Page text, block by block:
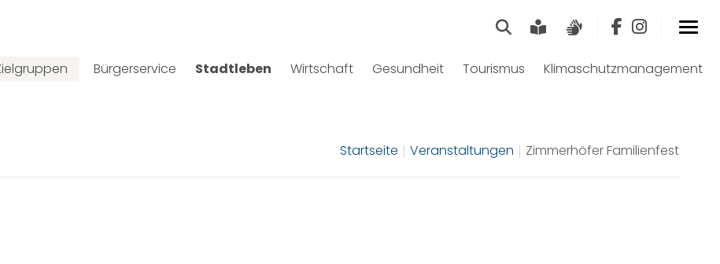
SucheLeichte Sprache
Bürgerservice Stadtleben Wirtschaft Gesundheit Tourismus Klimaschutzmanagement
Startseite Veranstaltungen Zimmerhöfer Familienfest